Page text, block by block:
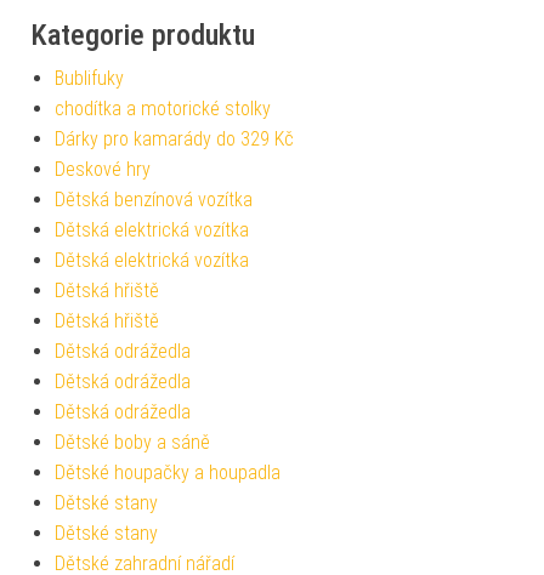
Kategorie produktu
Bublifuky
chodítka a motorické stolky
Dárky pro kamarády do 329 Kč
Deskové hry
Dětská benzínová vozítka
Dětská elektrická vozítka
Dětská elektrická vozítka
Dětská hřiště
Dětská hřiště
Dětská odrážedla
Dětská odrážedla
Dětská odrážedla
Dětské boby a sáně
Dětské houpačky a houpadla
Dětské stany
Dětské stany
Dětské zahradní nářadí